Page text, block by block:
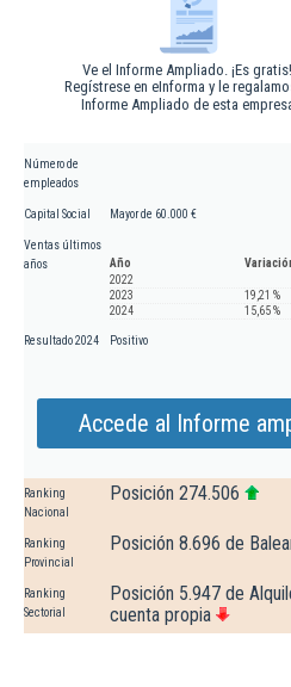
Ve el Informe Ampliado. ¡Es gratis!
Regístrese en eInforma y le
Informe Ampliado de esta
Número de
empleados
Capital Social Mayor de 60.000 €
Ventas últimos
años
Año
2022
2023
19,21 %
2024
15,65 %
Resultado 2024 Positivo
Accede al Informe
Ranking
Nacional
Posición 274.506
Ranking
Provincial
Posición 8.696 de
Ranking
Sectorial
Posición 5.947 de
cuenta propia